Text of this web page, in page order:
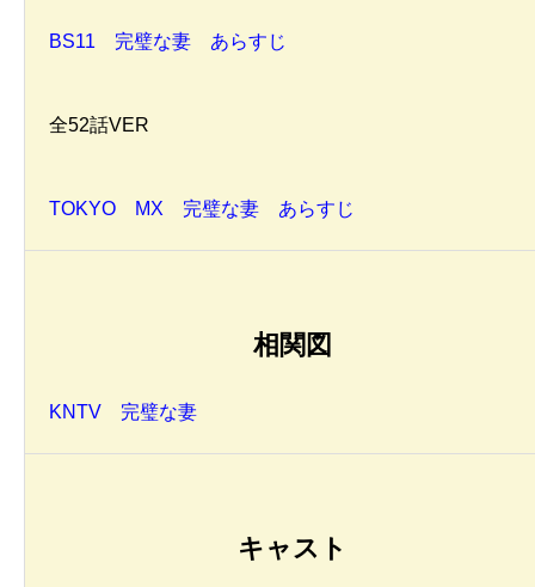
BS11 完璧な妻 あらすじ
全52話VER
TOKYO MX 完璧な妻 あらすじ
相関図
KNTV 完璧な妻
キャスト